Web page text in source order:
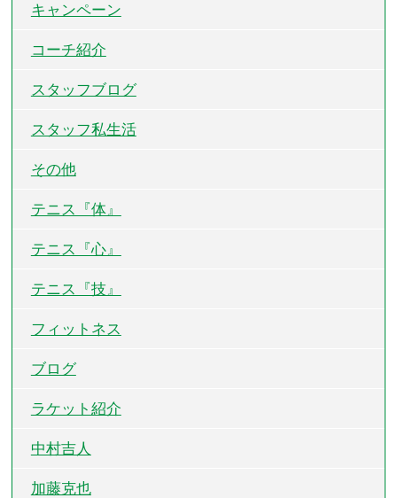
キャンペーン
コーチ紹介
スタッフブログ
スタッフ私生活
その他
テニス『体』
テニス『心』
テニス『技』
フィットネス
ブログ
ラケット紹介
中村吉人
加藤克也